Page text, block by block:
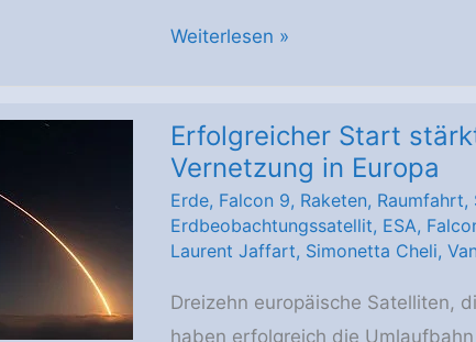
Vorbereitung
auf
den
Weltraum
Weiterlesen »
Erfolgreicher Start
Vernetzung in Europa
Erde, Falcon 9, Raketen, Raumfahrt,
Erdbeobachtungssatellit, ESA,
Laurent Jaffart, Simonetta Cheli,
Dreizehn europäische Satelliten,
haben erfolgreich die